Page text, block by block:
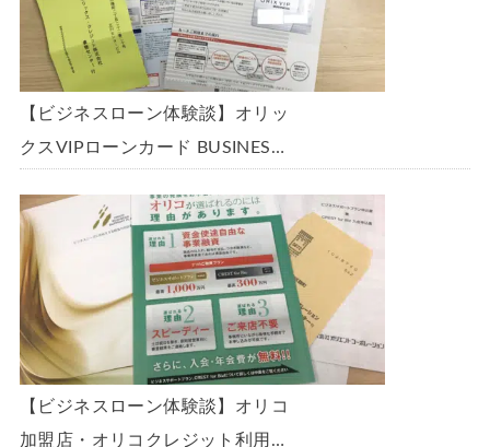
【ビジネスローン体験談】オリッ
クスVIPローンカード BUSINESS
の金利で借りられました。全手順
を丁寧に解説します。
【ビジネスローン体験談】オリコ
加盟店・オリコクレジット利用中